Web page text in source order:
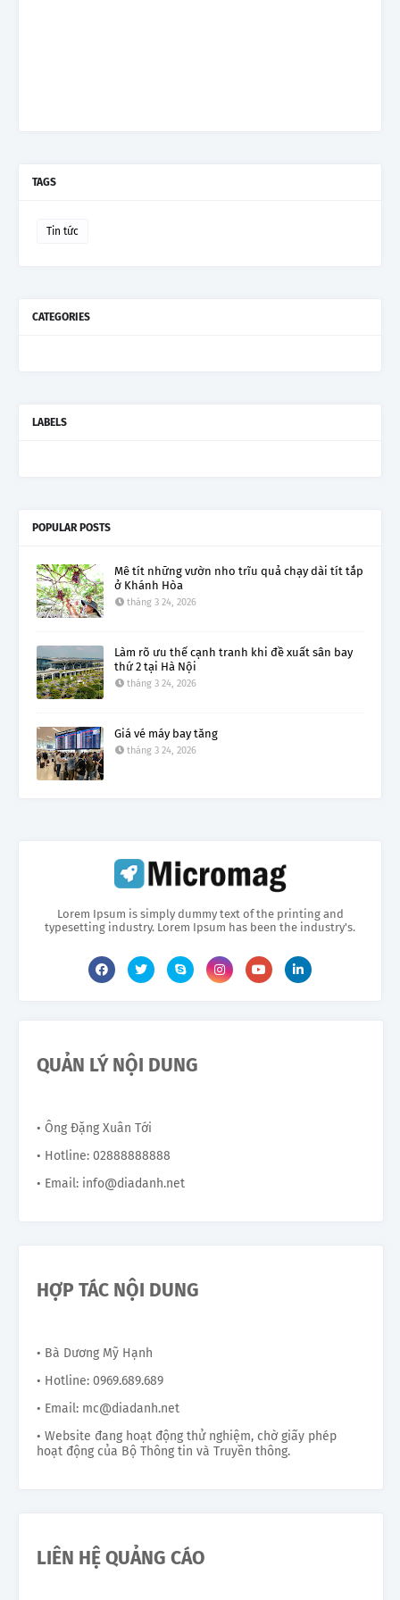
TAGS
Tin tức
CATEGORIES
LABELS
POPULAR POSTS
Mê tít những vườn nho trĩu quả chạy dài tít tắp
ở Khánh Hòa
tháng 3 24, 2026
Làm rõ ưu thế cạnh tranh khi đề xuất sân bay
thứ 2 tại Hà Nội
tháng 3 24, 2026
Giá vé máy bay tăng
tháng 3 24, 2026
Lorem Ipsum is simply dummy text of the printing and
typesetting industry. Lorem Ipsum has been the industry's.
QUẢN LÝ NỘI DUNG
• Ông Đặng Xuân Tới
• Hotline: 02888888888
• Email: info@diadanh.net
HỢP TÁC NỘI DUNG
• Bà Dương Mỹ Hạnh
• Hotline: 0969.689.689
• Email: mc@diadanh.net
• Website đang hoạt động thử nghiệm, chờ giấy phép
hoạt động của Bộ Thông tin và Truyền thông.
LIÊN HỆ QUẢNG CÁO